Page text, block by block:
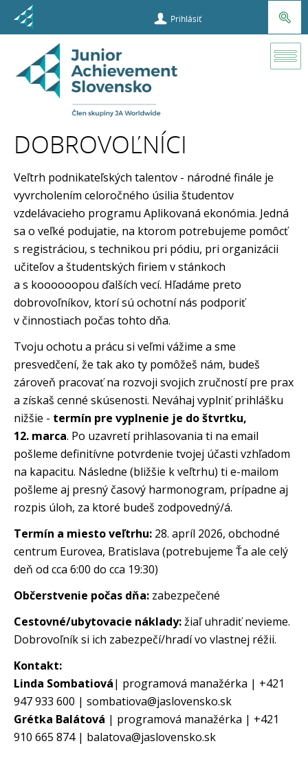
Prihlásiť
talentov
Dobrovoľníci
DOBROVOĽNÍCI
Veľtrh podnikateľských talentov - národné finále je
vyvrcholením celoročného úsilia študentov
vzdelávacieho programu Aplikovaná ekonómia. Jedná
sa o veľké podujatie, na ktorom potrebujeme pomôcť
s registráciou, s technikou pri pódiu, pri organizácii
učiteľov a študentských firiem v stánkoch
a s koooooopou ďalších vecí. Hľadáme preto
dobrovoľníkov, ktorí sú ochotní nás podporiť
v činnostiach počas tohto dňa.
Tvoju ochotu a prácu si veľmi vážime a sme
presvedčení, že tak ako ty pomôžeš nám, budeš
zároveň pracovať na rozvoji svojich zručností pre prax
a získaš cenné skúsenosti. Neváhaj vyplniť prihlášku
nižšie - termín pre vyplnenie je do štvrtku,
12. marca. Po uzavretí prihlasovania ti na email
pošleme definitívne potvrdenie tvojej účasti vzhľadom
na kapacitu. Následne (bližšie k veľtrhu) ti e-mailom
pošleme aj presný časový harmonogram, prípadne aj
rozpis úloh, za ktoré budeš zodpovedný/á.
Termín a miesto veľtrhu: 28. apríl 2026, obchodné
centrum Eurovea, Bratislava (potrebujeme Ťa ale celý
deň od cca 6:00 do cca 19:30)
Občerstvenie počas dňa: zabezpečené
Cestovné/ubytovacie náklady:žiaľ uhradiť nevieme.
Dobrovoľník si ich zabezpečí/hradí vo vlastnej réžii.
Kontakt:
Linda Sombatiová| programová manažérka | +421
947 933 600 | sombatiova@jaslovensko.sk
Grétka Balátová | programová manažérka | +421
910 665 874 | balatova@jaslovensko.sk